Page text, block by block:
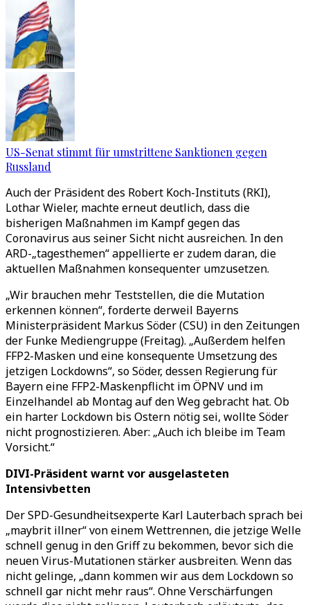
US-Senat stimmt für umstrittene Sanktionen gegen
Russland
Auch der Präsident des Robert Koch-Instituts (RKI),
Lothar Wieler, machte erneut deutlich, dass die
bisherigen Maßnahmen im Kampf gegen das
Coronavirus aus seiner Sicht nicht ausreichen. In den
ARD-„tagesthemen“ appellierte er zudem daran, die
aktuellen Maßnahmen konsequenter umzusetzen.
„Wir brauchen mehr Teststellen, die die Mutation
erkennen können“, forderte derweil Bayerns
Ministerpräsident Markus Söder (CSU) in den Zeitungen
der Funke Mediengruppe (Freitag). „Außerdem helfen
FFP2-Masken und eine konsequente Umsetzung des
jetzigen Lockdowns“, so Söder, dessen Regierung für
Bayern eine FFP2-Maskenpflicht im ÖPNV und im
Einzelhandel ab Montag auf den Weg gebracht hat. Ob
ein harter Lockdown bis Ostern nötig sei, wollte Söder
nicht prognostizieren. Aber: „Auch ich bleibe im Team
Vorsicht.“
DIVI-Präsident warnt vor ausgelasteten
Intensivbetten
Der SPD-Gesundheitsexperte Karl Lauterbach sprach bei
„maybrit illner“ von einem Wettrennen, die jetzige Welle
schnell genug in den Griff zu bekommen, bevor sich die
neuen Virus-Mutationen stärker ausbreiten. Wenn das
nicht gelinge, „dann kommen wir aus dem Lockdown so
schnell gar nicht mehr raus“. Ohne Verschärfungen